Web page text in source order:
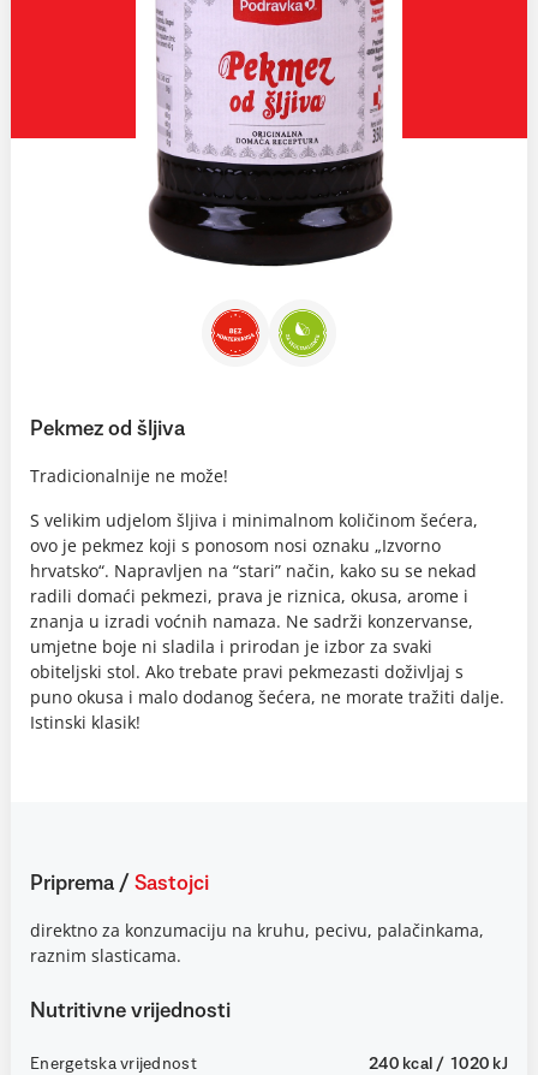
Pekmez od šljiva
Tradicionalnije ne može!
S velikim udjelom šljiva i minimalnom količinom šećera,
ovo je pekmez koji s ponosom nosi oznaku „Izvorno
hrvatsko“. Napravljen na “stari” način, kako su se nekad
radili domaći pekmezi, prava je riznica, okusa, arome i
znanja u izradi voćnih namaza. Ne sadrži konzervanse,
umjetne boje ni sladila i prirodan je izbor za svaki
obiteljski stol. Ako trebate pravi pekmezasti doživljaj s
puno okusa i malo dodanog šećera, ne morate tražiti dalje.
Istinski klasik!
Priprema / Sastojci
direktno za konzumaciju na kruhu, pecivu, palačinkama,
raznim slasticama.
Nutritivne vrijednosti
Energetska vrijednost 240 kcal / 1020 kJ